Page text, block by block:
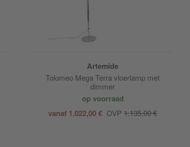
Artemide
Tolomeo Mega Terra vloerlamp met
dimmer
op voorraad
vanaf 1.022,00 € OVP1.135,00 €